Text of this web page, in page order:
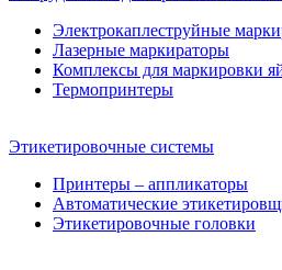
Электрокаплеструйные
Лазерные маркираторы
Комплексы для маркировки
Термопринтеры
Этикетировочные системы
Принтеры – аппликаторы
Автоматические
Этикетировочные головки